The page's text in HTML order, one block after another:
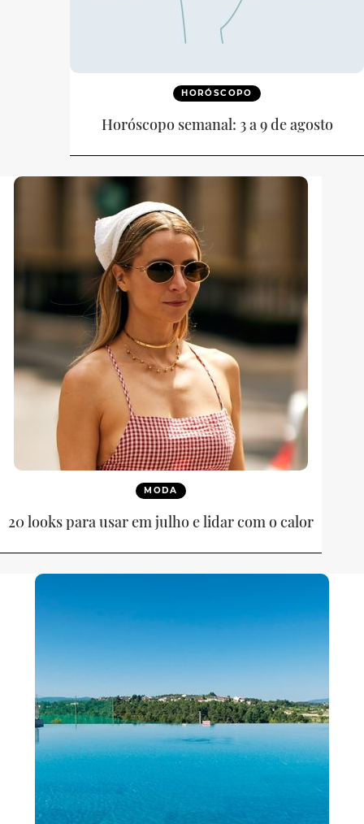
HORÓSCOPO
Horóscopo semanal: 3 a 9 de agosto
MODA
20 looks para usar em julho e lidar com o calor